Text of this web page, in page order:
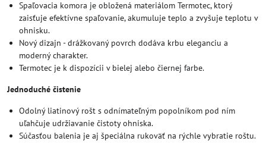
Spaľovacia komora je obložená materiálom Termotec, ktorý
zaisťuje efektívne spaľovanie, akumuluje teplo a zvyšuje teplotu v
ohnisku.
Nový dizajn - drážkovaný povrch dodáva krbu eleganciu a
moderný charakter.
Termotec je k dispozícii v bielej alebo čiernej farbe.
Jednoduché čistenie
Odolný liatinový rošt s odnímateľným popolníkom pod ním
uľahčuje udržiavanie čistoty ohniska.
Súčasťou balenia je aj špeciálna rukoväť na rýchle vybratie roštu.